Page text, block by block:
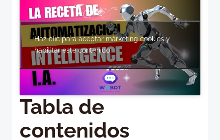
Haz clic para aceptar márketing cookies y
habilitar este contenido
Tabla de
contenidos